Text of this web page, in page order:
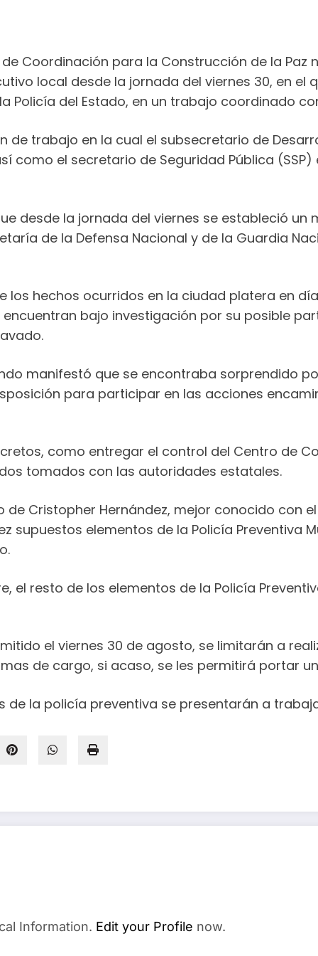
Coordinación para la Construcción de la
local desde la jornada del viernes 30, en
del Estado, en un trabajo coordinado
de trabajo en la cual el subsecretario de
como el secretario de Seguridad Pública
desde la jornada del viernes se estableció
de la Defensa Nacional y de la Guardia
los hechos ocurridos en la ciudad platera en
bajo investigación por su posible
manifestó que se encontraba sorprendido
para participar en las acciones
como entregar el control del Centro de
tomados con las autoridades estatales.
Cristopher Hernández, mejor conocido con
supuestos elementos de la Policía Preventiva
el resto de los elementos de la Policía
el viernes 30 de agosto, se limitarán a
de cargo, si acaso, se les permitirá portar
de la policía preventiva se presentarán a
Information. Edit your Profile now.